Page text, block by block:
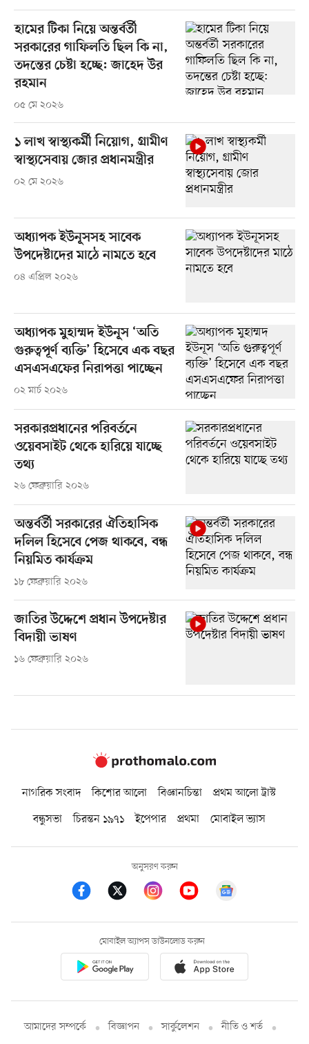
হামের টিকা নিয়ে অন্তর্বর্তী
সরকারের গাফিলতি ছিল কি না,
তদন্তের চেষ্টা হচ্ছে: জাহেদ উর
রহমান
০৫ মে ২০২৬
১ লাখ স্বাস্থ্যকর্মী নিয়োগ, গ্রামীণ
স্বাস্থ্যসেবায় জোর প্রধানমন্ত্রীর
০২ মে ২০২৬
অধ্যাপক ইউনূসসহ সাবেক
উপদেষ্টাদের মাঠে নামতে হবে
০৪ এপ্রিল ২০২৬
অধ্যাপক মুহাম্মদ ইউনূস ‘অতি
গুরুত্বপূর্ণ ব্যক্তি’ হিসেবে এক বছর
এসএসএফের নিরাপত্তা পাচ্ছেন
০২ মার্চ ২০২৬
সরকারপ্রধানের পরিবর্তনে
ওয়েবসাইট থেকে হারিয়ে যাচ্ছে
তথ্য
২৬ ফেব্রুয়ারি ২০২৬
অন্তর্বর্তী সরকারের ঐতিহাসিক
দলিল হিসেবে পেজ থাকবে, বন্ধ
নিয়মিত কার্যক্রম
১৮ ফেব্রুয়ারি ২০২৬
জাতির উদ্দেশে প্রধান উপদেষ্টার
বিদায়ী ভাষণ
১৬ ফেব্রুয়ারি ২০২৬
নাগরিক সংবাদ কিশোর আলো বিজ্ঞানচিন্তা
প্রথম আলো ট্রাস্ট
বন্ধুসভা
চিরন্তন ১৯৭১ ইপেপার প্রথমা মোবাইল ভ্যাস
অনুসরণ করুন
মোবাইল অ্যাপস ডাউনলোড করুন
আমাদের সম্পর্কে বিজ্ঞাপন সার্কুলেশন নীতি ও শর্ত